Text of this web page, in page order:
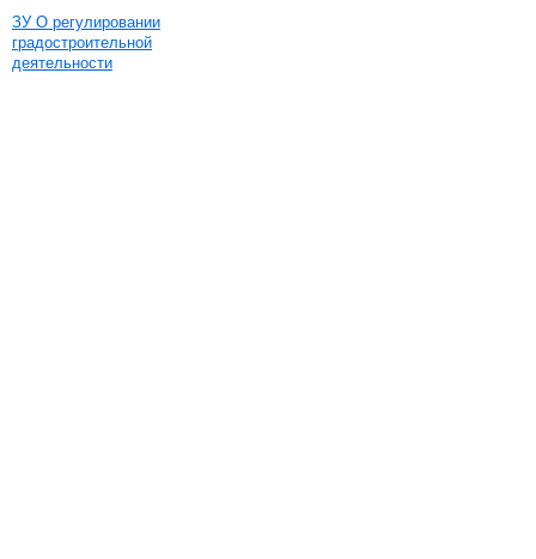
ЗУ О регулировании
градостроительной
деятельности